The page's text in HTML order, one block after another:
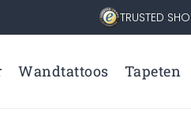
TRUSTED
Wandtattoos Tapeten